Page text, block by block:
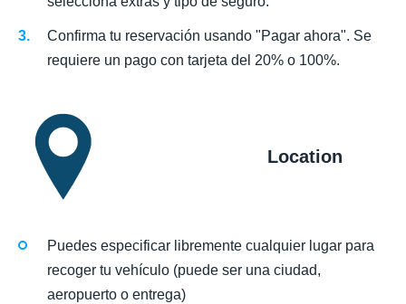
Confirma tu reservación usando "Pagar ahora". Se
requiere un pago con tarjeta del 20% o 100%.
Location
Puedes especificar libremente cualquier lugar para
recoger tu vehículo (puede ser una ciudad,
aeropuerto o entrega)